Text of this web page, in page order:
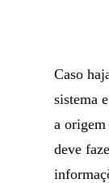
Caso
sistema
a
deve